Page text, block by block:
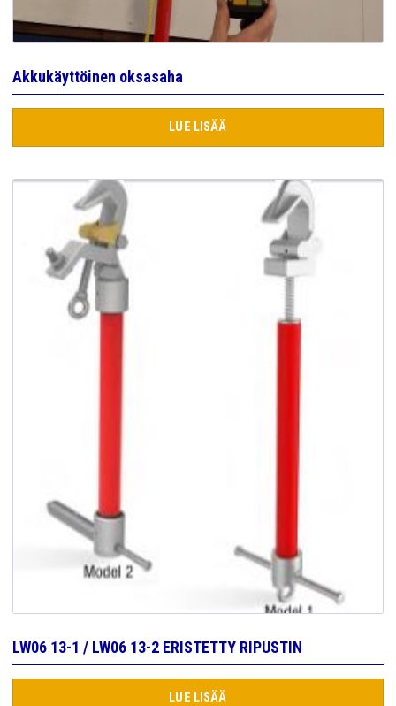
Akkukäyttöinen oksasaha
LUE LISÄÄ
LW06 13-1 / LW06 13-2 ERISTETTY RIPUSTIN
LUE LISÄÄ